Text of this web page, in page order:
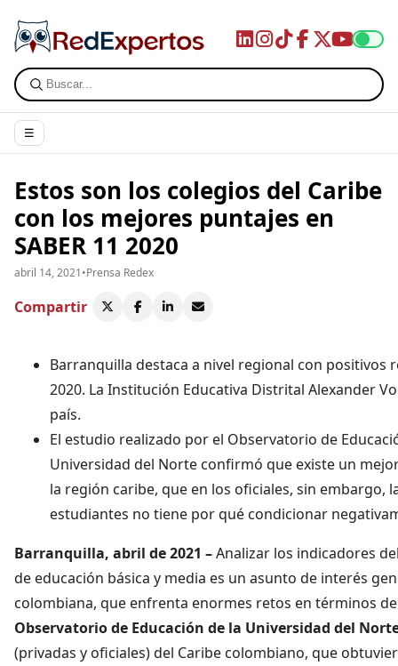
☰
Estos son los colegios del Caribe
con los mejores puntajes en
SABER 11 2020
abril 14, 2021•Prensa Redex
Compartir
Barranquilla destaca a nivel regional con positivos
2020. La Institución Educativa Distrital Alexander
país.
El estudio realizado por el Observatorio de
Universidad del Norte confirmó que existe un
la región caribe, que en los oficiales, sin embargo,
estudiantes no tiene por qué condicionar
Barranquilla, abril de 2021 –Analizar los indicadores
de educación básica y media es un asunto de interés
colombiana, que enfrenta enormes retos en términos
Observatorio de Educación de la Universidad del
(privadas y oficiales) del Caribe colombiano, que